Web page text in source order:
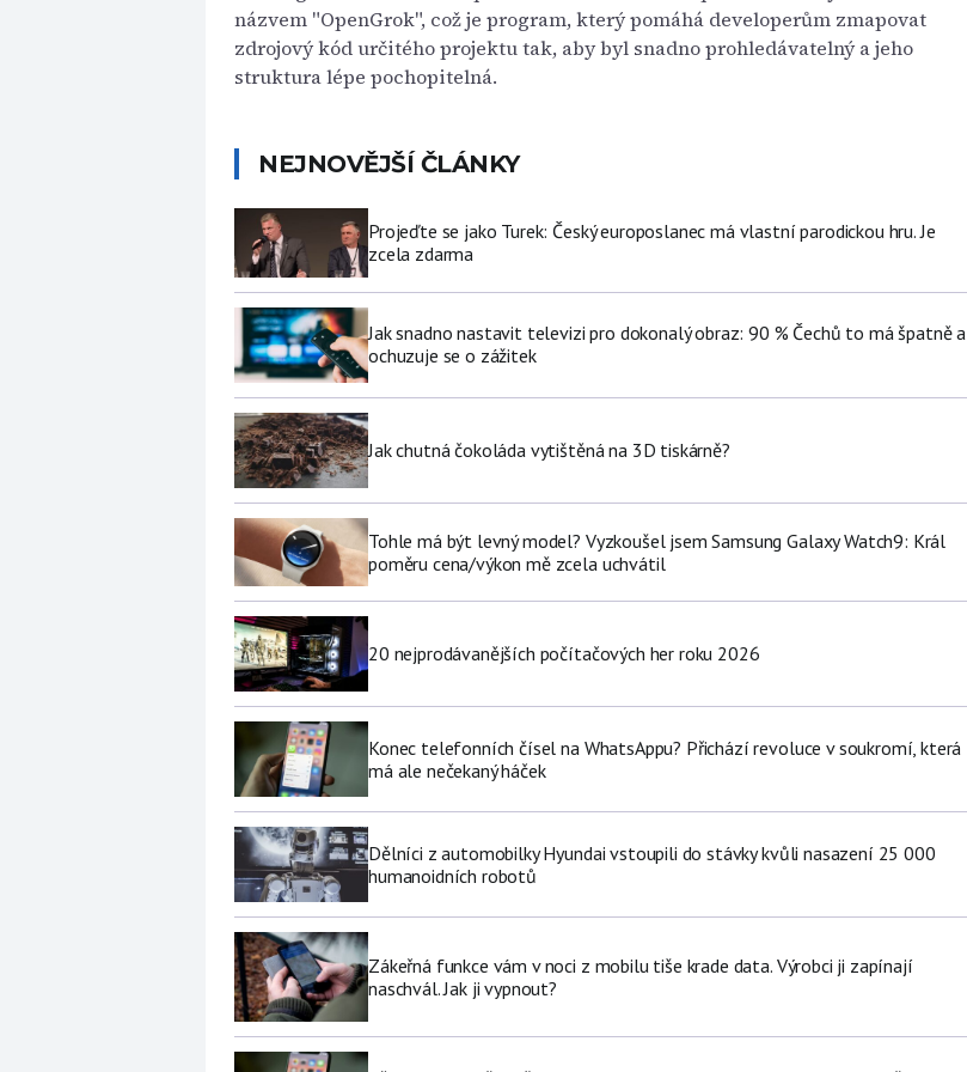
názvem "OpenGrok", což je program, který pomáhá developerům zmapovat
zdrojový kód určitého projektu tak, aby byl snadno prohledávatelný a jeho
struktura lépe pochopitelná.
NEJNOVĚJŠÍ ČLÁNKY
Projeďte se jako Turek: Český europoslanec má vlastní parodickou hru. Je
zcela zdarma
Jak snadno nastavit televizi pro dokonalý obraz: 90 % Čechů to má špatně a
ochuzuje se o zážitek
Jak chutná čokoláda vytištěná na 3D tiskárně?
Tohle má být levný model? Vyzkoušel jsem Samsung Galaxy Watch9: Král
poměru cena/výkon mě zcela uchvátil
20 nejprodávanějších počítačových her roku 2026
Konec telefonních čísel na WhatsAppu? Přichází revoluce v soukromí, která
má ale nečekaný háček
Dělníci z automobilky Hyundai vstoupili do stávky kvůli nasazení 25 000
humanoidních robotů
Zákeřná funkce vám v noci z mobilu tiše krade data. Výrobci ji zapínají
naschvál. Jak ji vypnout?